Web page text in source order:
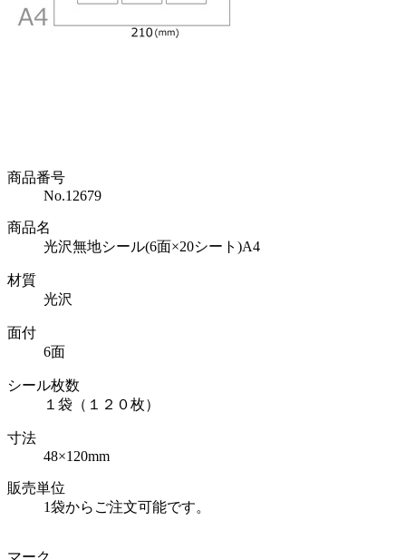
商品番号
No.12679
商品名
光沢無地シール(6面×20シート)A4
材質
光沢
面付
6面
シール枚数
１袋（１２０枚）
寸法
48×120mm
販売単位
1袋からご注文可能です。